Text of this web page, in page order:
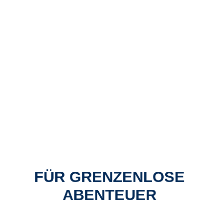
FÜR GRENZENLOSE
ABENTEUER